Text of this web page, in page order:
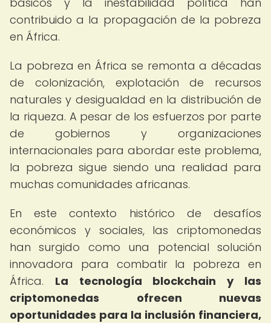
contribuido a la propagación de la pobreza
en África.
La pobreza en África se remonta a décadas
de colonización, explotación de recursos
naturales y desigualdad en la distribución de
la riqueza. A pesar de los esfuerzos por parte
de gobiernos y organizaciones
internacionales para abordar este problema,
la pobreza sigue siendo una realidad para
muchas comunidades africanas.
En este contexto histórico de desafíos
económicos y sociales, las criptomonedas
han surgido como una potencial solución
innovadora para combatir la pobreza en
África. La tecnología blockchain y las
criptomonedas ofrecen nuevas
oportunidades para la inclusión financiera,